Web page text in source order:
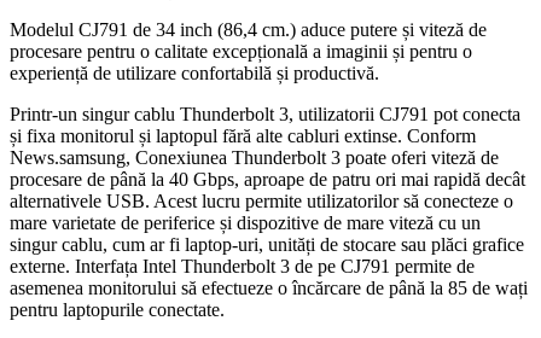
Modelul CJ791 de 34 inch (86,4 cm.) aduce putere și viteză de
procesare pentru o calitate excepțională a imaginii și pentru o
experiență de utilizare confortabilă și productivă.
Printr-un singur cablu Thunderbolt 3, utilizatorii CJ791 pot conecta
și fixa monitorul și laptopul fără alte cabluri extinse. Conform
News.samsung, Conexiunea Thunderbolt 3 poate oferi viteză de
procesare de până la 40 Gbps, aproape de patru ori mai rapidă decât
alternativele USB. Acest lucru permite utilizatorilor să conecteze o
mare varietate de periferice și dispozitive de mare viteză cu un
singur cablu, cum ar fi laptop-uri, unități de stocare sau plăci grafice
externe. Interfața Intel Thunderbolt 3 de pe CJ791 permite de
asemenea monitorului să efectueze o încărcare de până la 85 de wați
pentru laptopurile conectate.